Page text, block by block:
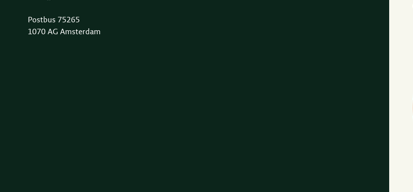
Postbus 75265
1070 AG Amsterdam